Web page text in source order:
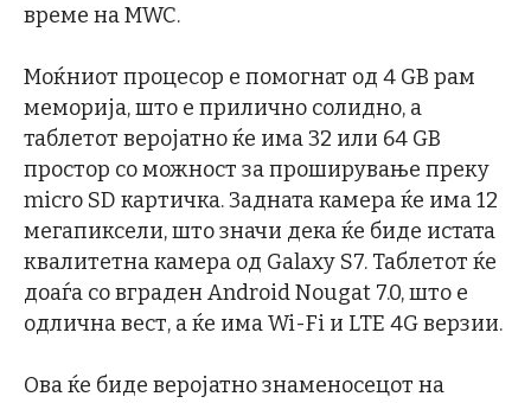
време на MWC.
Моќниот процесор е помогнат од 4 GB рам
меморија, што е прилично солидно, а
таблетот веројатно ќе има 32 или 64 GB
простор со можност за проширување преку
micro SD картичка. Задната камера ќе има 12
мегапиксели, што значи дека ќе биде истата
квалитетна камера од Galaxy S7. Таблетот ќе
доаѓа со вграден Android Nougat 7.0, што е
одлична вест, а ќе има Wi-Fi и LTE 4G верзии.
Ова ќе биде веројатно знаменосецот на